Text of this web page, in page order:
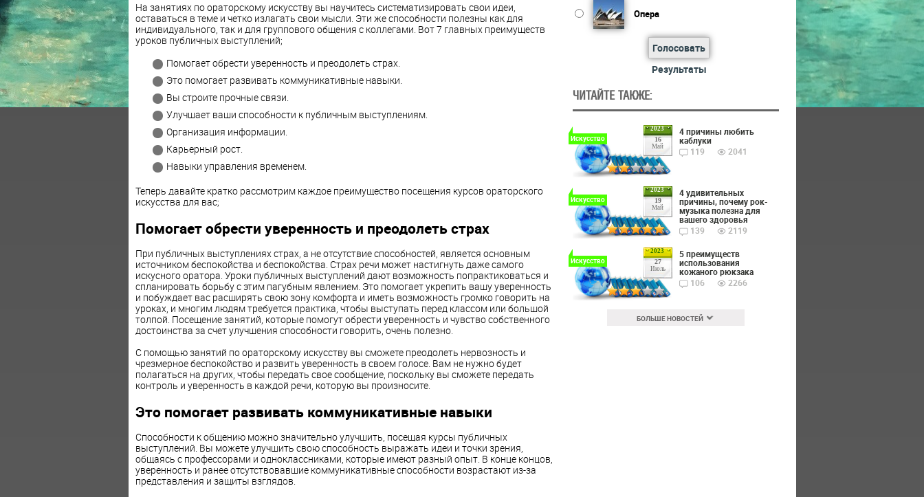
На занятиях по ораторскому искусству вы научитесь систематизировать свои идеи,
оставаться в теме и четко излагать свои мысли. Эти же способности полезны как для
индивидуального, так и для группового общения с коллегами. Вот 7 главных преимуществ
уроков публичных выступлений;
Помогает обрести уверенность и преодолеть страх.
Это помогает развивать коммуникативные навыки.
Вы строите прочные связи.
Улучшает ваши способности к публичным выступлениям.
Организация информации.
Карьерный рост.
Навыки управления временем.
Теперь давайте кратко рассмотрим каждое преимущество посещения курсов ораторского
искусства для вас;
Помогает обрести уверенность и преодолеть страх
При публичных выступлениях страх, а не отсутствие способностей, является основным
источником беспокойства и беспокойства. Страх речи может настигнуть даже самого
искусного оратора. Уроки публичных выступлений дают возможность попрактиковаться и
спланировать борьбу с этим пагубным явлением. Это помогает укрепить вашу уверенность
и побуждает вас расширять свою зону комфорта и иметь возможность громко говорить на
уроках, и многим людям требуется практика, чтобы выступать перед классом или большой
толпой. Посещение занятий, которые помогут обрести уверенность и чувство собственного
достоинства за счет улучшения способности говорить, очень полезно.
С помощью занятий по ораторскому искусству вы сможете преодолеть нервозность и
чрезмерное беспокойство и развить уверенность в своем голосе. Вам не нужно будет
полагаться на других, чтобы передать свое сообщение, поскольку вы сможете передать
контроль и уверенность в каждой речи, которую вы произносите.
Это помогает развивать коммуникативные навыки
Способности к общению можно значительно улучшить, посещая курсы публичных
выступлений. Вы можете улучшить свою способность выражать идеи и точки зрения,
общаясь с профессорами и одноклассниками, которые имеют разный опыт. В конце концов,
уверенность и ранее отсутствовавшие коммуникативные способности возрастают из-за
представления и защиты взглядов.
Опера
Голосовать
Результаты
ЧИТАЙТЕ ТАКЖЕ:
2023
16
Май
Искусство
4 причины любить
каблуки
119
2041
2023
19
Май
Искусство
4 удивительных
причины, почему рок-
музыка полезна для
вашего здоровья
139
2119
2023
27
Июль
Искусство
5 преимуществ
использования
кожаного рюкзака
106
2266
БОЛЬШЕ НОВОСТЕЙ